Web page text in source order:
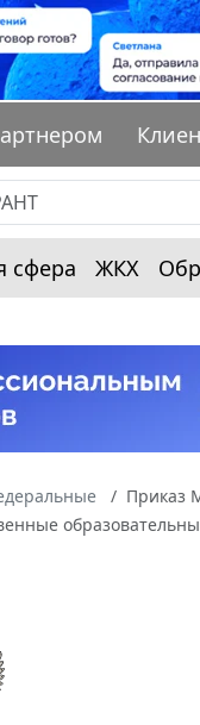
сфера ЖКХ
Приказ